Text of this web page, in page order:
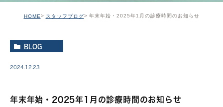
HOME スタッフブログ 年末年始・2025年1月の診療時間のお知らせ
BLOG
2024.12.23
年末年始・2025年1月の診療時間のお知らせ